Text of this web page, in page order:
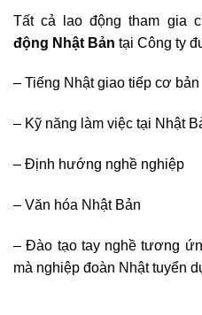
Tất cả lao động tham gia
động Nhật Bản tại Công ty
– Tiếng Nhật giao tiếp cơ bản
– Kỹ năng làm việc tại Nhật
– Định hướng nghề nghiệp
– Văn hóa Nhật Bản
– Đào tạo tay nghề tương
mà nghiệp đoàn Nhật tuyển